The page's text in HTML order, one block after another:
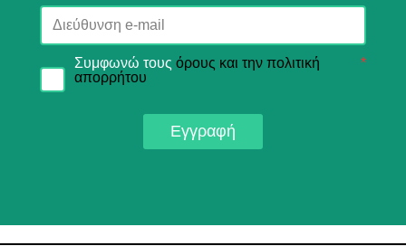
Συμφωνώ τους όρους και την πολιτική
απορρήτου
*
Εγγραφή